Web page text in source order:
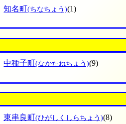
知名町(ちなちょう)(1)
中種子町(なかたねちょう)(9)
東串良町(ひがしくしらちょう)(8)